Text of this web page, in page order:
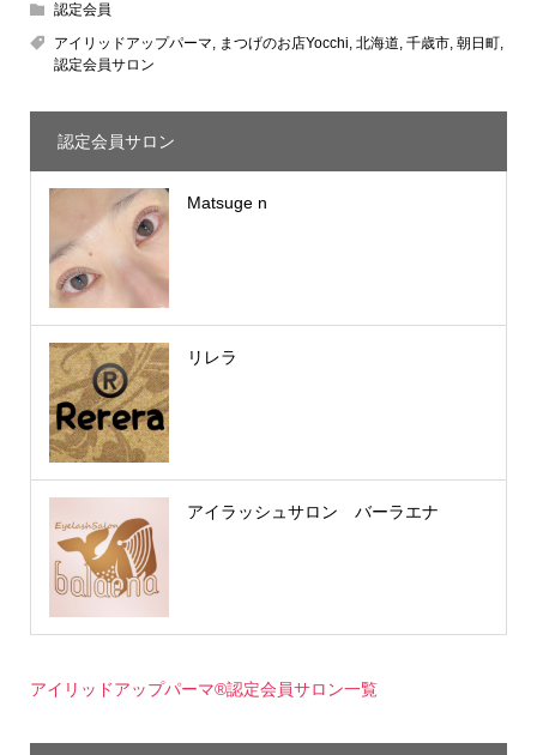
認定会員
アイリッドアップパーマ, まつげのお店Yocchi, 北海道, 千歳市, 朝日町,
認定会員サロン
認定会員サロン
Matsuge n
リレラ
アイラッシュサロン バーラエナ
アイリッドアップパーマ®認定会員サロン一覧